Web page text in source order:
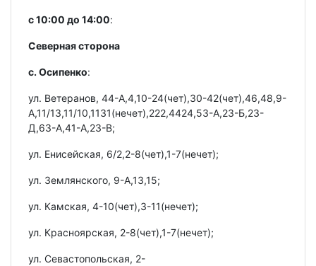
с 10:00 до 14:00:
Северная сторона
с. Осипенко:
ул. Ветеранов, 44-А,4,10-24(чет),30-42(чет),46,48,9-
А,11/13,11/10,1131(нечет),222,4424,53-А,23-Б,23-
Д,63-А,41-А,23-В;
ул. Енисейская, 6/2,2-8(чет),1-7(нечет);
ул. Землянского, 9-А,13,15;
ул. Камская, 4-10(чет),3-11(нечет);
ул. Красноярская, 2-8(чет),1-7(нечет);
ул. Севастопольская, 2-